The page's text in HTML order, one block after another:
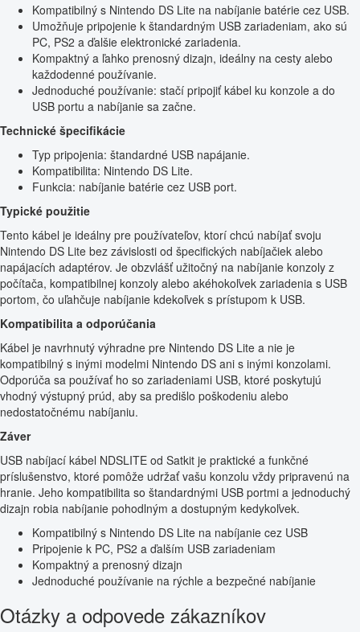
Kompatibilný s Nintendo DS Lite na nabíjanie batérie cez USB.
Umožňuje pripojenie k štandardným USB zariadeniam, ako sú
PC, PS2 a ďalšie elektronické zariadenia.
Kompaktný a ľahko prenosný dizajn, ideálny na cesty alebo
každodenné používanie.
Jednoduché používanie: stačí pripojiť kábel ku konzole a do
USB portu a nabíjanie sa začne.
Technické špecifikácie
Typ pripojenia: štandardné USB napájanie.
Kompatibilita: Nintendo DS Lite.
Funkcia: nabíjanie batérie cez USB port.
Typické použitie
Tento kábel je ideálny pre používateľov, ktorí chcú nabíjať svoju
Nintendo DS Lite bez závislosti od špecifických nabíjačiek alebo
napájacích adaptérov. Je obzvlášť užitočný na nabíjanie konzoly z
počítača, kompatibilnej konzoly alebo akéhokoľvek zariadenia s USB
portom, čo uľahčuje nabíjanie kdekoľvek s prístupom k USB.
Kompatibilita a odporúčania
Kábel je navrhnutý výhradne pre Nintendo DS Lite a nie je
kompatibilný s inými modelmi Nintendo DS ani s inými konzolami.
Odporúča sa používať ho so zariadeniami USB, ktoré poskytujú
vhodný výstupný prúd, aby sa predišlo poškodeniu alebo
nedostatočnému nabíjaniu.
Záver
USB nabíjací kábel NDSLITE od Satkit je praktické a funkčné
príslušenstvo, ktoré pomôže udržať vašu konzolu vždy pripravenú na
hranie. Jeho kompatibilita so štandardnými USB portmi a jednoduchý
dizajn robia nabíjanie pohodlným a dostupným kedykoľvek.
Kompatibilný s Nintendo DS Lite na nabíjanie cez USB
Pripojenie k PC, PS2 a ďalším USB zariadeniam
Kompaktný a prenosný dizajn
Jednoduché používanie na rýchle a bezpečné nabíjanie
Otázky a odpovede zákazníkov